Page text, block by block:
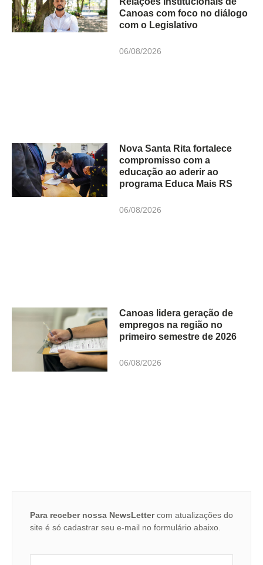
Canoas com foco no diálogo
com o Legislativo
06/08/2026
Nova Santa Rita fortalece
compromisso com a
educação ao aderir ao
programa Educa Mais RS
06/08/2026
Canoas lidera geração de
empregos na região no
primeiro semestre de 2026
06/08/2026
Para receber nossa NewsLettercom atualizações do
site é só cadastrar seu e-mail no formulário abaixo.